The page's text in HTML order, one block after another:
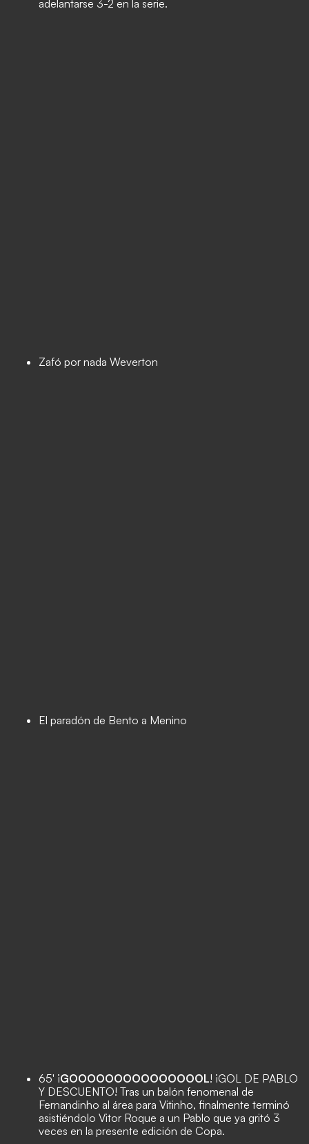
adelantarse 3-2 en la serie.
Zafó por nada Weverton
El paradón de Bento a Menino
65' ¡GOOOOOOOOOOOOOOOL! ¡GOL DE PABLO
Y DESCUENTO! Tras un balón fenomenal de
Fernandinho al área para Vitinho, finalmente terminó
asistiéndolo Vitor Roque a un Pablo que ya gritó 3
veces en la presente edición de Copa.